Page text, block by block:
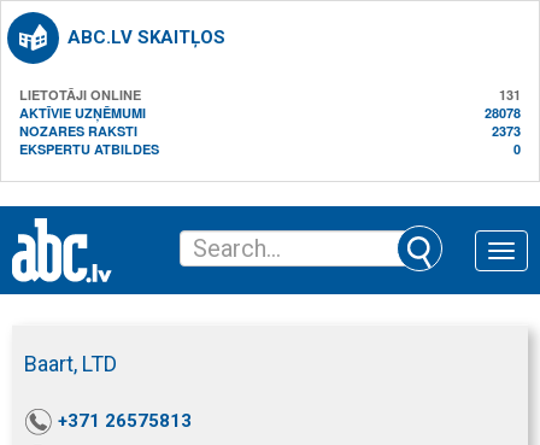
ABC.LV SKAITĻOS
LIETOTĀJI ONLINE
131
AKTĪVIE UZŅĒMUMI
28078
NOZARES RAKSTI
2373
EKSPERTU ATBILDES
0
Toggle
Baart, LTD
+371 26575813